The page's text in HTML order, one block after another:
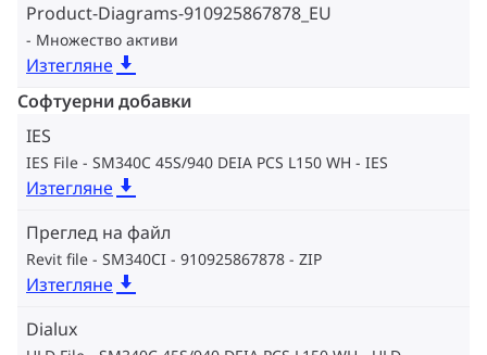
Product-Diagrams-910925867878_EU
Множество активи
Изтегляне
Софтуерни добавки
IES
IES File - SM340C 45S/940 DEIA PCS L150 WH IES
Изтегляне
Преглед на файл
Revit file - SM340CI - 910925867878 ZIP
Изтегляне
Dialux